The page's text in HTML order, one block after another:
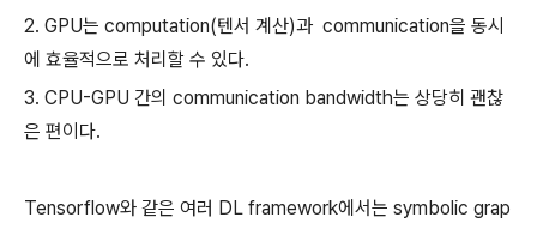
2. GPU는 computation(텐서 계산)과 communication을 동시
에 효율적으로 처리할 수 있다.
3. CPU-GPU 간의 communication bandwidth는 상당히 괜찮
은 편이다.
Tensorflow와 같은 여러 DL framework에서는 symbolic grap